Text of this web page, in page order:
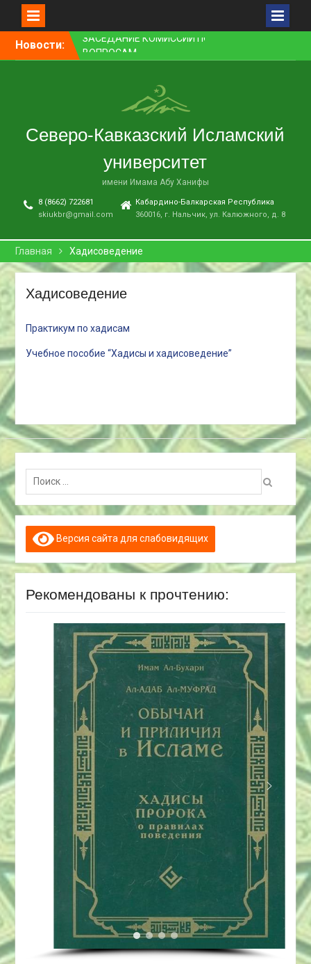
Перейти
Новости:
ОТНОШЕНИЙ
ПРЕПОДАВАТЕЛЬ СКИУ
ЗАНЯЛ ПЕРВОЕ МЕСТО В
НАУЧНАЯ СТАТЬЯ»
В НАЛЬЧИКЕ СОСТОЯЛСЯ
ПРЕМЬЕРНЫЙ ПОКАЗ
ФИЛЬМА «ОДИН ДЕНЬ
В СКИУ ПРОШЛИ
Северо-Кавказский Исламский
университет
имени Имама Абу Ханифы
8 (8662) 722681
skiukbr@gmail.com
Кабардино-Балкарская Республика
360016, г. Нальчик, ул. Калюжного, д. 8
Главная Хадисоведение
Хадисоведение
Практикум по хадисам
Учебное пособие “Хадисы и хадисоведение”
Поиск:
Версия сайта для слабовидящих
Рекомендованы к прочтению: